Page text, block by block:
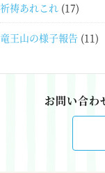
祈祷あれこれ (17)
竜王山の様子報告 (11)
お問い合わ